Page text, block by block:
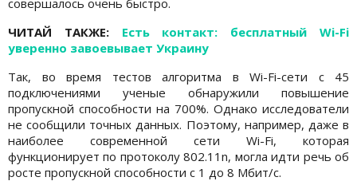
ЧИТАЙ ТАКЖЕ: Есть контакт: бесплатный Wi-Fi
уверенно завоевывает Украину
Так, во время тестов алгоритма в Wi-Fi-сети с 45
подключениями ученые обнаружили повышение
пропускной способности на 700%. Однако исследователи
не сообщили точных данных. Поэтому, например, даже в
наиболее современной сети Wi-Fi, которая
функционирует по протоколу 802.11n, могла идти речь об
росте пропускной способности с 1 до 8 Мбит/с.